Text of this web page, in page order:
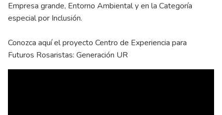
Empresa grande, Entorno Ambiental y en la Categoría
especial por Inclusión.
Conozca aquí el proyecto Centro de Experiencia para
Futuros Rosaristas: Generación UR